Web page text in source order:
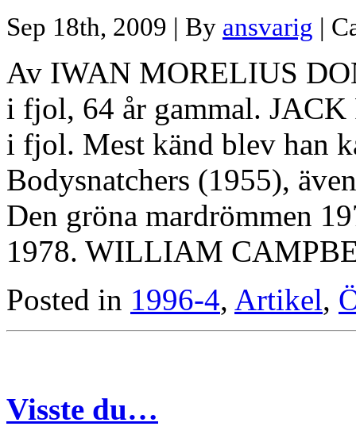
Sep 18th, 2009 | By ansvarig |
Av IWAN MORELIUS
i fjol, 64 år gammal. JACK
i fjol. Mest känd blev han
Bodysnatchers (1955),
Den gröna mardrömmen
1978. WILLIAM
Posted in 1996-4, Artikel,
Visste du…